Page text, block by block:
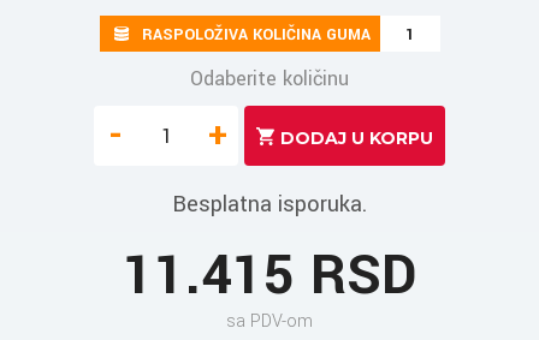
RASPOLOŽIVA KOLIČINA GUMA 1
Odaberite količinu
- +
Besplatna isporuka.
11.415 RSD
sa PDV-om